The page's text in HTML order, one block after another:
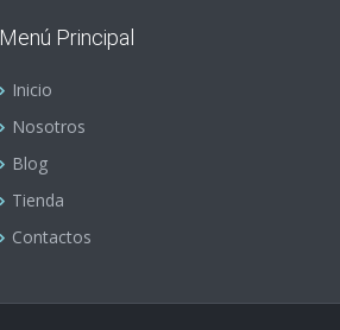
Menú Principal
Inicio
Nosotros
Blog
Tienda
Contactos